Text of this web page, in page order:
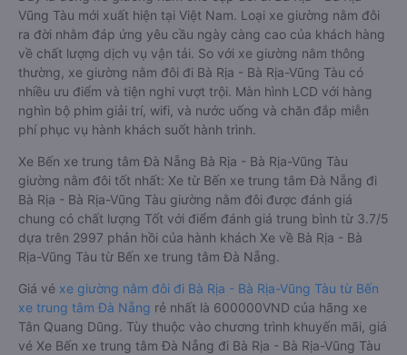
Vũng Tàu mới xuất hiện tại Việt Nam. Loại xe giường nằm đôi
ra đời nhằm đáp ứng yêu cầu ngày càng cao của khách hàng
về chất lượng dịch vụ vận tải. So với xe giường nằm thông
thường, xe giường nằm đôi đi Bà Rịa - Bà Rịa-Vũng Tàu có
nhiều ưu điểm và tiện nghi vượt trội. Màn hình LCD với hàng
nghìn bộ phim giải trí, wifi, và nước uống và chăn đắp miễn
phí phục vụ hành khách suốt hành trình.
Xe Bến xe trung tâm Đà Nẵng Bà Rịa - Bà Rịa-Vũng Tàu
giường nằm đôi tốt nhất: Xe từ Bến xe trung tâm Đà Nẵng đi
Bà Rịa - Bà Rịa-Vũng Tàu giường nằm đôi được đánh giá
chung có chất lượng Tốt với điểm đánh giá trung bình từ 3.7/5
dựa trên 2997 phản hồi của hành khách Xe về Bà Rịa - Bà
Rịa-Vũng Tàu từ Bến xe trung tâm Đà Nẵng.
Giá vé xe giường nằm đôi đi Bà Rịa - Bà Rịa-Vũng Tàu từ Bến
xe trung tâm Đà Nẵng rẻ nhất là 600000VND của hãng xe
Tân Quang Dũng. Tùy thuộc vào chương trình khuyến mãi, giá
vé Xe Bến xe trung tâm Đà Nẵng đi Bà Rịa - Bà Rịa-Vũng Tàu